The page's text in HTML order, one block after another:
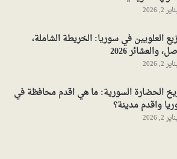
2, 2026
العلويين في سوريا: الخريطة الشاملة،
والعشائر 2026
2, 2026
الحضارة السورية: ما هي اقدم محافظة في
واقدم مدينة؟
2, 2026